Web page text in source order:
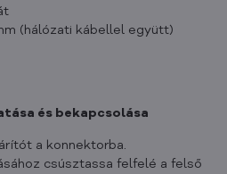
(hálózati kábellel együtt)
és bekapcsolása
a konnektorba.
csúsztassa felfelé a felső